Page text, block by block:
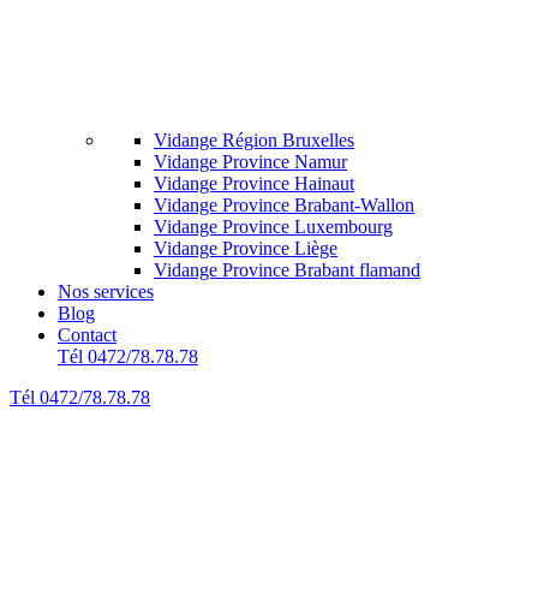
Vidange Région Bruxelles
Vidange Province Namur
Vidange Province Hainaut
Vidange Province Brabant-Wallon
Vidange Province Luxembourg
Vidange Province Liège
Vidange Province Brabant flamand
Nos services
Blog
Contact
Tél 0472/78.78.78
Tél 0472/78.78.78